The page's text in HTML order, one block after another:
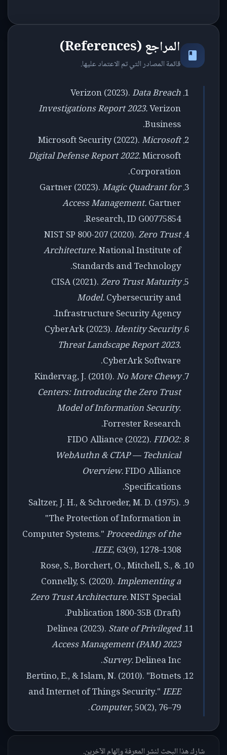
المراجع (References)
قائمة المصادر التي تم الاعتماد عليها.
Verizon (2023).Data Breach
Investigations Report 2023.Verizon
Business.
Microsoft Security (2022).Microsoft
Digital Defense Report 2022.Microsoft
Corporation.
Gartner (2023).Magic Quadrant for
Access Management.Gartner
Research, ID G00775854.
NIST SP 800-207 (2020).Zero Trust
Architecture.National Institute of
Standards and Technology.
CISA (2021).Zero Trust Maturity
Model.Cybersecurity and
Infrastructure Security Agency.
CyberArk (2023).Identity Security
Threat Landscape Report 2023.
CyberArk Software.
Kindervag, J. (2010).No More Chewy
Centers: Introducing the Zero Trust
Model of Information Security.
Forrester Research.
FIDO Alliance (2022).FIDO2:
WebAuthn & CTAP — Technical
Overview.FIDO Alliance
Specifications.
Saltzer, J. H., & Schroeder, M. D. (1975).
"The Protection of Information in
Computer Systems."Proceedings of the
IEEE, 63(9), 1278–1308.
Rose, S., Borchert, O., Mitchell, S., &
Connelly, S. (2020).Implementing a
Zero Trust Architecture.NIST Special
Publication 1800-35B (Draft).
Delinea (2023). State of Privileged
Access Management (PAM) 2023
Survey.Delinea Inc.
Bertino, E., & Islam, N. (2010). "Botnets
and Internet of Things Security."IEEE
Computer, 50(2), 76–79.
شارك هذا البحث لنشر المعرفة وإلهام الآخرين.